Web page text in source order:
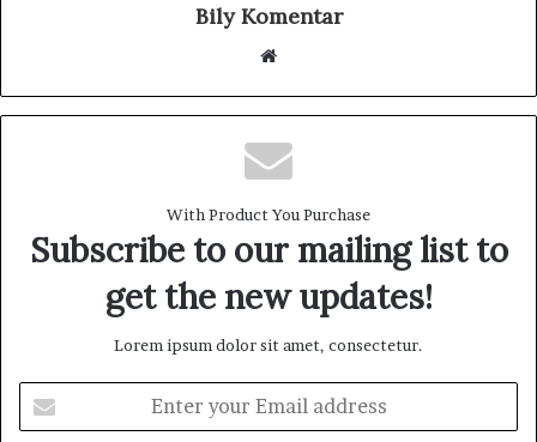
Bily Komentar
b
s
i
With Product You Purchase
Subscribe to our mailing list to
get the new updates!
Lorem ipsum dolor sit amet, consectetur.